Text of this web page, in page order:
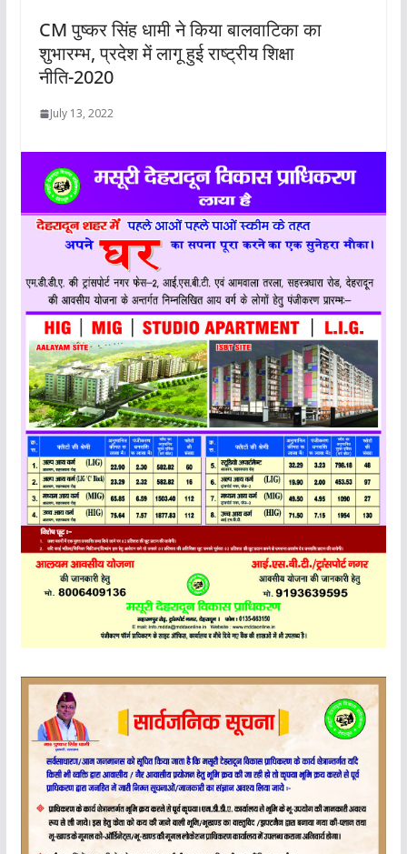
CM पुष्कर सिंह धामी ने किया बालवाटिका का
शुभारम्भ, प्रदेश में लागू हुई राष्ट्रीय शिक्षा
नीति-2020
July 13, 2022